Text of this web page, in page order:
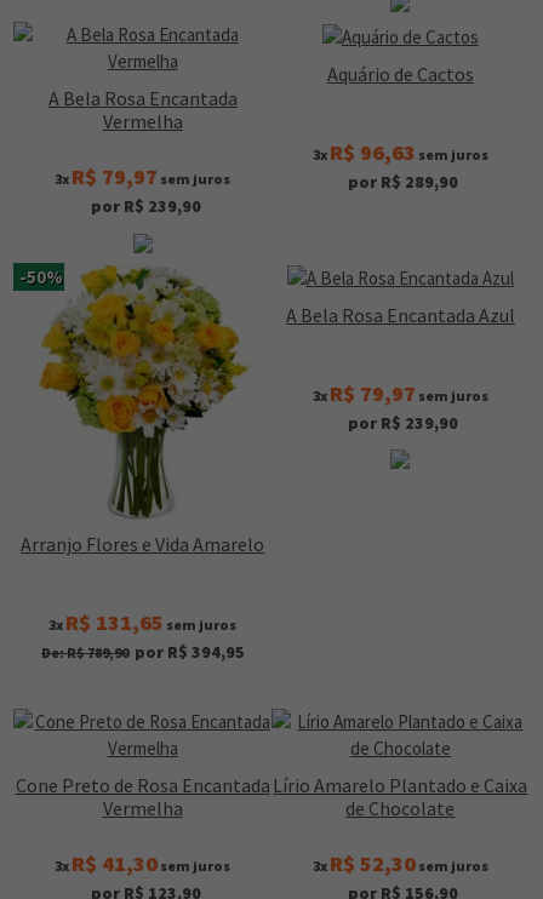
A Bela Rosa Encantada
Vermelha
3x R$ 79,97 sem juros
por R$ 239,90
Aquário de Cactos
3x R$ 96,63 sem juros
por R$ 289,90
-50%
Arranjo Flores e Vida Amarelo
3x R$ 131,65 sem juros
De: R$ 789,90 por R$ 394,95
A Bela Rosa Encantada Azul
3x R$ 79,97 sem juros
por R$ 239,90
Cone Preto de Rosa Encantada
Vermelha
3x R$ 41,30 sem juros
por R$ 123,90
Lírio Amarelo Plantado e Caixa
de Chocolate
3x R$ 52,30sem juros
por R$ 156,90